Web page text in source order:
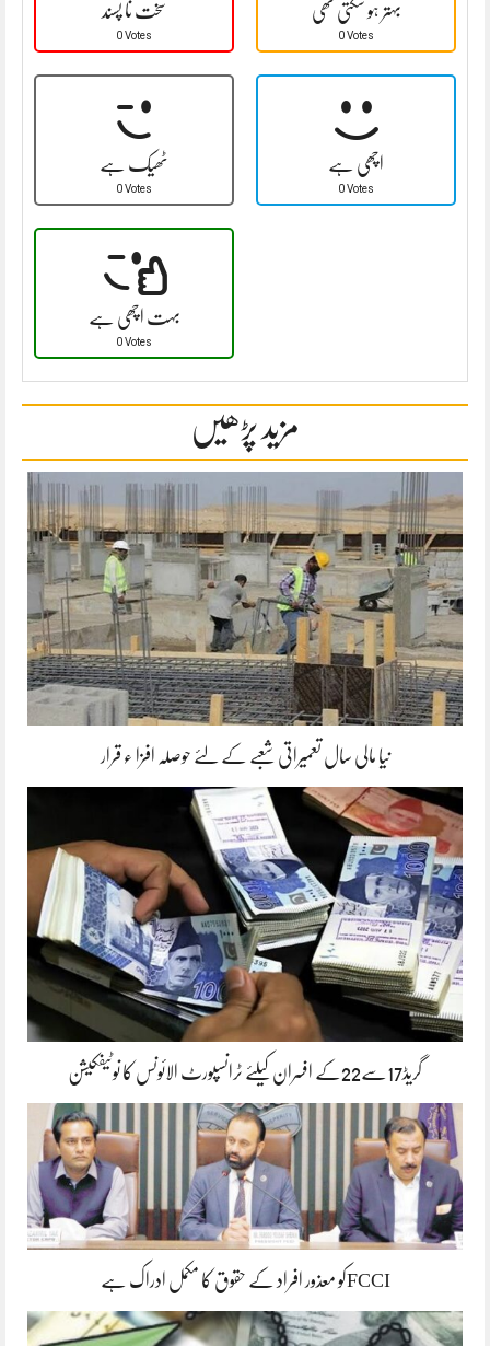
سخت نا پسند
0 Votes
بہتر ہو سکتی تھی
0 Votes
ٹھیک ہے
0 Votes
اچھی ہے
0 Votes
بہت اچھی ہے
0 Votes
مزید پڑھیں
نیا مالی سال تعمیراتی شعبے کے لئے حوصلہ افزا ء قرار
گریڈ17سے22کے افسران کیلئے ٹرانسپورٹ الائونس کا نوٹیفکیشن
FCCIکو معذور افراد کے حقوق کا مکمل ادراک ہے